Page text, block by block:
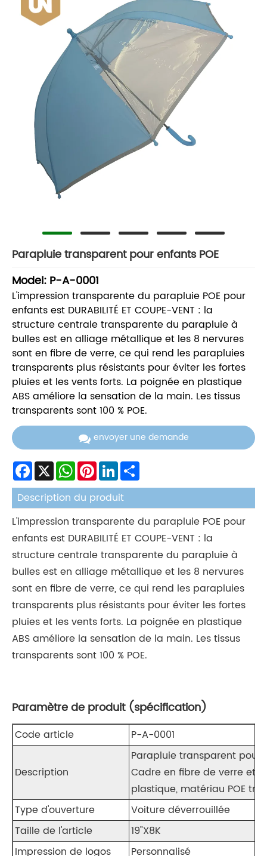
Parapluie transparent pour enfants POE
Model: P-A-0001
L'impression transparente du parapluie POE pour
enfants est DURABILITÉ ET COUPE-VENT : la
structure centrale transparente du parapluie à
bulles est en alliage métallique et les 8 nervures
sont en fibre de verre, ce qui rend les parapluies
transparents plus résistants pour éviter les fortes
pluies et les vents forts. La poignée en plastique
ABS améliore la sensation de la main. Les tissus
transparents sont 100 % POE.
envoyer une demande
Facebook
X WhatsAppPinterestLinkedIn
Description du produit
L'impression transparente du parapluie POE pour
enfants est DURABILITÉ ET COUPE-VENT : la
structure centrale transparente du parapluie à
bulles est en alliage métallique et les 8 nervures
sont en fibre de verre, ce qui rend les parapluies
transparents plus résistants pour éviter les fortes
pluies et les vents forts. La poignée en plastique
ABS améliore la sensation de la main. Les tissus
transparents sont 100 % POE.
Paramètre de produit (spécification)
Code article P-A-0001
Description
Parapluie transparent
Cadre en fibre de verre et
plastique, matériau POE
Type d'ouverture
Voiture déverrouillée
Taille de l'article
19"X8K
Impression de logos
Personnalisé